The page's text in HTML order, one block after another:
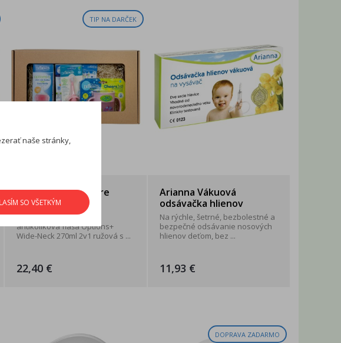
TIP NA DARČEK
Dr. Brown’s sada pre
dievča od 9M
Dr. Brown’s Dojčenská
antikoliková fľaša Options+
Wide-Neck 270ml 2v1 ružová s ...
22,40 €
Arianna Vákuová
odsávačka hlienov
Na rýchle, šetrné, bezbolestné a
bezpečné odsávanie nosových
hlienov deťom, bez ...
11,93 €
DOPRAVA ZADARMO
naše stránky,
SO VŠETKÝM